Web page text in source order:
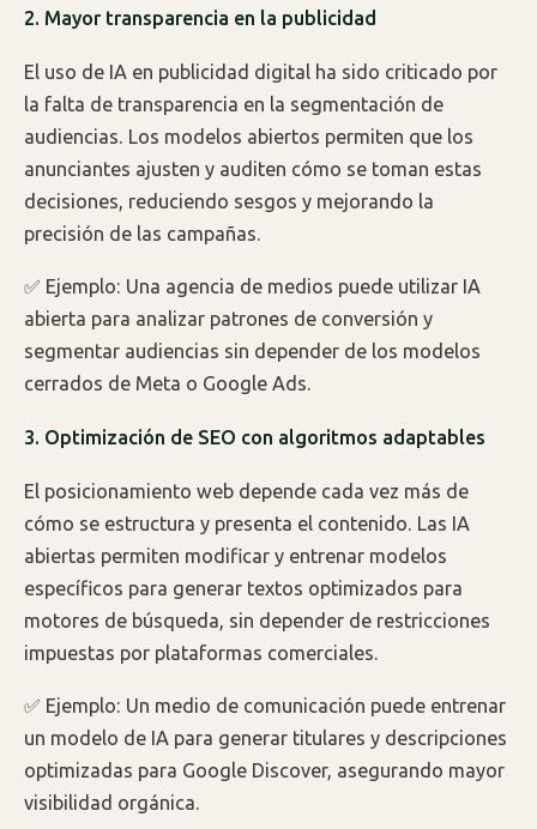
2. Mayor transparencia en la publicidad
El uso de IA en publicidad digital ha sido criticado por
la falta de transparencia en la segmentación de
audiencias. Los modelos abiertos permiten que los
anunciantes ajusten y auditen cómo se toman estas
decisiones, reduciendo sesgos y mejorando la
precisión de las campañas.
✅ Ejemplo: Una agencia de medios puede utilizar IA
abierta para analizar patrones de conversión y
segmentar audiencias sin depender de los modelos
cerrados de Meta o Google Ads.
3. Optimización de SEO con algoritmos adaptables
El posicionamiento web depende cada vez más de
cómo se estructura y presenta el contenido. Las IA
abiertas permiten modificar y entrenar modelos
específicos para generar textos optimizados para
motores de búsqueda, sin depender de restricciones
impuestas por plataformas comerciales.
✅ Ejemplo: Un medio de comunicación puede entrenar
un modelo de IA para generar titulares y descripciones
optimizadas para Google Discover, asegurando mayor
visibilidad orgánica.